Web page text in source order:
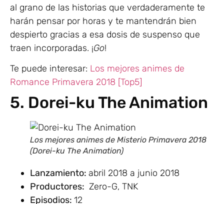
al grano de las historias que verdaderamente te
harán pensar por horas y te mantendrán bien
despierto gracias a esa dosis de suspenso que
traen incorporadas. ¡Go!
Te puede interesar: Los mejores animes de
Romance Primavera 2018 [Top5]
5. Dorei-ku The Animation
Los mejores animes de Misterio Primavera 2018
(Dorei-ku The Animation)
Lanzamiento: abril 2018 a junio 2018
Productores: Zero-G, TNK
Episodios: 12